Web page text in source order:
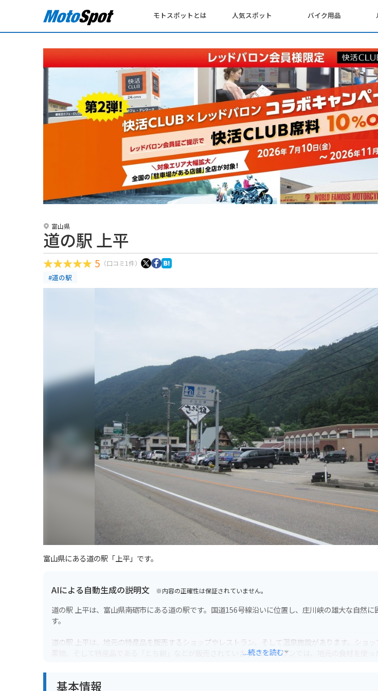
モトスポットとは 人気スポット バイク用品
富山県
道の駅 上平
5 （口コミ1件）
#道の駅
富山県にある道の駅「上平」です。
AIによる自動生成の説明文 ※内容の正確性は保証されていません。
道の駅 上平は、富山県南砺市にある道の駅です。国道156号線沿いに位置し、庄川峡の雄大な自然に
す。
道の駅 上平は、地元の特産品を販売するショップやレストラン、そして温泉施設があります。ショ
果物、そして特産品である「とち餅」などが販売されています。レストランでは、地元の食材を使っ
また、道の駅 上平には、日帰り入浴が楽しめる温泉施設「庄川峡温泉 ゆ～ランド しらお」が併設さ
...続きを読む
基本情報